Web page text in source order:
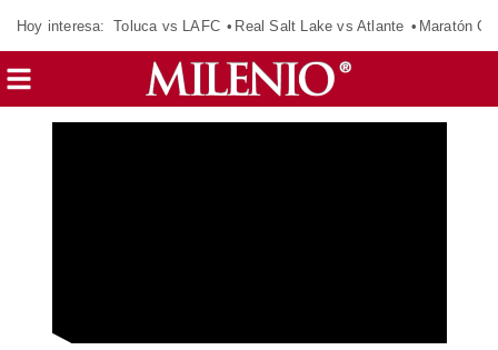
Hoy interesa: Toluca vs LAFC Real Salt Lake vs Atlante Maratón